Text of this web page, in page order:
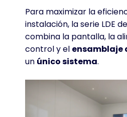
Para maximizar la
instalación, la serie LDE
combina la pantalla, la
control y el ensamblaje
un único sistema.